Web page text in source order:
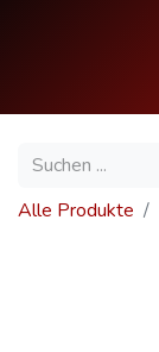
Alle Produkte